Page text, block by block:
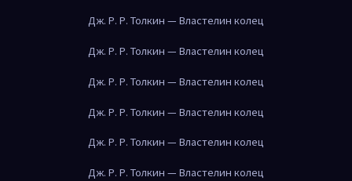
Дж. Р. Р. Толкин — Властелин колец
Дж. Р. Р. Толкин — Властелин колец
Дж. Р. Р. Толкин — Властелин колец
Дж. Р. Р. Толкин — Властелин колец
Дж. Р. Р. Толкин — Властелин колец
Дж. Р. Р. Толкин — Властелин колец